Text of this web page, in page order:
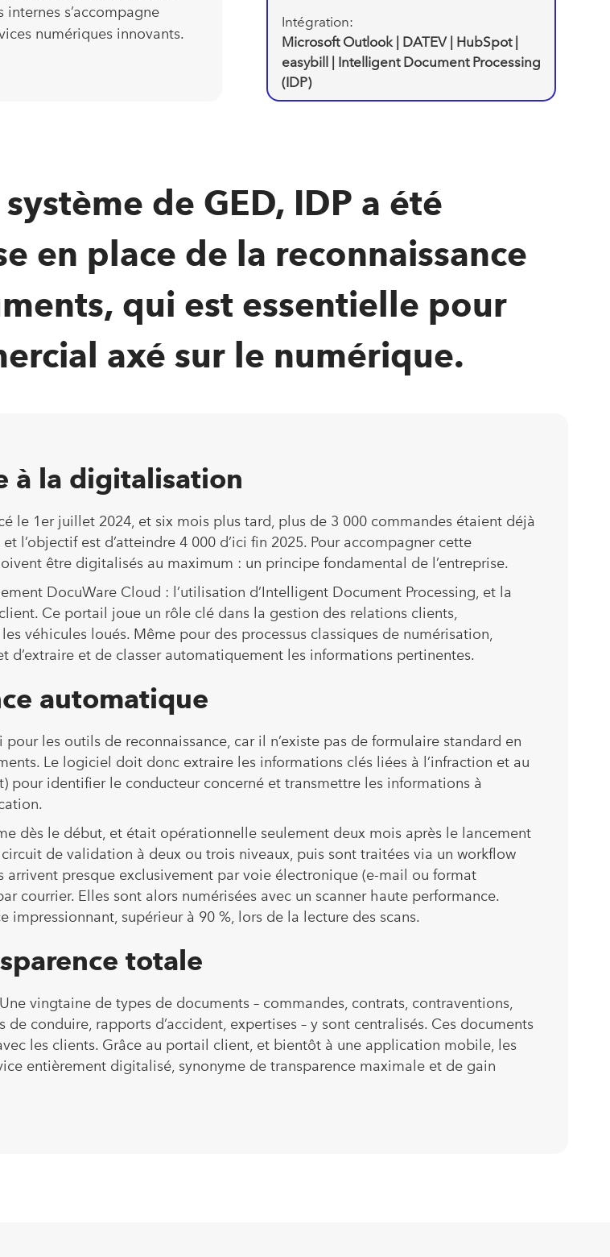
s’accompagne
numériques innovants.
Intégration:
Microsoft Outlook | DATEV | HubSpot |
easybill | Intelligent Document Processing
(IDP)
de GED, IDP a été
en place de la reconnaissance
qui est essentielle pour
axé sur le numérique.
à la digitalisation
le 1er juillet 2024, et six mois plus tard, plus de 3 000 commandes étaient déjà
l’objectif est d’atteindre 4 000 d’ici fin 2025. Pour accompagner cette
être digitalisés au maximum : un principe fondamental de l’entreprise.
DocuWare Cloud : l’utilisation d’Intelligent Document Processing, et la
Ce portail joue un rôle clé dans la gestion des relations clients,
véhicules loués. Même pour des processus classiques de numérisation,
d’extraire et de classer automatiquement les informations pertinentes.
automatique
les outils de reconnaissance, car il n’existe pas de formulaire standard en
Le logiciel doit donc extraire les informations clés liées à l’infraction et au
pour identifier le conducteur concerné et transmettre les informations à
dès le début, et était opérationnelle seulement deux mois après le lancement
de validation à deux ou trois niveaux, puis sont traitées via un workflow
arrivent presque exclusivement par voie électronique (e-mail ou format
courrier. Elles sont alors numérisées avec un scanner haute performance.
supérieur à 90 %, lors de la lecture des scans.
totale
vingtaine de types de documents – commandes, contrats, contraventions,
conduire, rapports d’accident, expertises – y sont centralisés. Ces documents
les clients. Grâce au portail client, et bientôt à une application mobile, les
entièrement digitalisé, synonyme de transparence maximale et de gain